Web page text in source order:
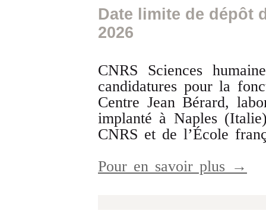
Date limite de dépôt
2026
CNRS Sciences
candidatures pour la
Centre Jean Bérard,
implanté à Naples
CNRS et de l’École
Pour en savoir plus →